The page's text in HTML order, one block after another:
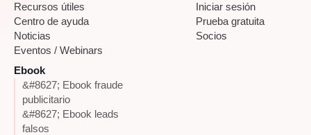
Recursos útiles
Centro de ayuda
Noticias
Eventos / Webinars
Ebook
&#8627; Ebook fraude
publicitario
&#8627; Ebook leads
falsos
Iniciar sesión
Prueba gratuita
Socios